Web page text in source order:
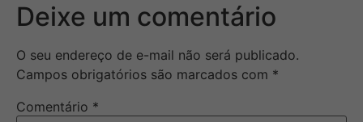
Deixe um comentário
O seu endereço de e-mail não será publicado.
Campos obrigatórios são marcados com *
Comentário *